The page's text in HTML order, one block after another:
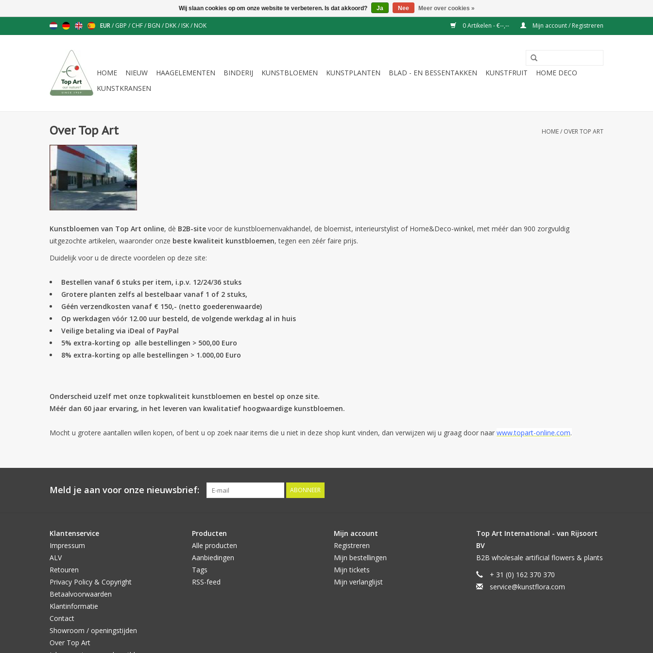
EUR/ GBP / CHF/ BGN / DKK/ ISK/ NOK 0 Artikelen - €--,-- Mijn account / Registreren
HOME NIEUW HAAGELEMENTEN BINDERIJ KUNSTBLOEMEN KUNSTPLANTEN BLAD - EN BESSENTAKKEN KUNSTFRUIT
HOME DECO
KUNSTKRANSEN
Over Top Art HOME/ OVER TOP ART
Kunstbloemen van Top Art online, dè B2B-site voor de kunstbloemenvakhandel, de bloemist, interieurstylist of Home&Deco-winkel, met méér dan 900 zorgvuldig
uitgezochte artikelen, waaronder onze beste kwaliteit kunstbloemen, tegen een zéér faire prijs.
Duidelijk voor u de directe voordelen op deze site:
Bestellen vanaf 6 stuks per item, i.p.v. 12/24/36 stuks
Grotere planten zelfs al bestelbaar vanaf 1 of 2 stuks,
Géén verzendkosten vanaf € 150,- (netto goederenwaarde)
Op werkdagen vóór 12.00 uur besteld, de volgende werkdag al in huis
Veilige betaling via iDeal of PayPal
5% extra-korting op alle bestellingen > 500,00 Euro
8% extra-korting op alle bestellingen > 1.000,00 Euro
Onderscheid uzelf met onze topkwaliteit kunstbloemen en bestel op onze site.
Méér dan 60 jaar ervaring, in het leveren van kwalitatief hoogwaardige kunstbloemen.
Mocht u grotere aantallen willen kopen, of bent u op zoek naar items die u niet in deze shop kunt vinden, dan verwijzen wij u graag door naar www.topart-online.com.
Meld je aan voor onze nieuwsbrief: ABONNEER
Klantenservice
Impressum
ALV
Retouren
Privacy Policy & Copyright
Betaalvoorwaarden
Klantinformatie
Contact
Showroom / openingstijden
Over Top Art
Producten
Alle producten
Aanbiedingen
Tags
RSS-feed
Mijn account
Registreren
Mijn bestellingen
Mijn tickets
Mijn verlanglijst
Top Art International - van Rijsoort
BV
B2B wholesale artificial flowers & plants
+ 31 (0) 162 370 370
service@kunstflora.com
Wij slaan cookies op om onze website te verbeteren. Is dat akkoord? Ja Nee Meer over cookies »